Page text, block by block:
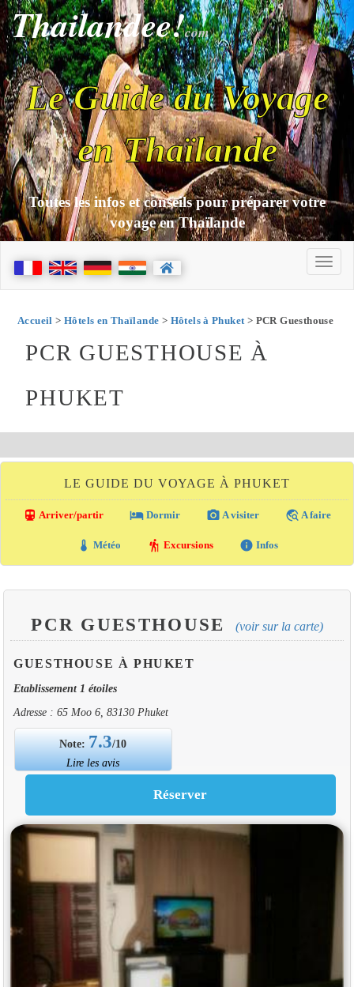
Thailandee!com
Le Guide du Voyage
en Thaïlande
Toutes les infos et conseils pour préparer votre
voyage en Thaïlande
Accueil > Hôtels en Thaïlande > Hôtels à Phuket> PCR Guesthouse
PCR GUESTHOUSE À
PHUKET
LE GUIDE DU VOYAGE À PHUKET
directions_transit Arriver/partir local_hotel Dormir photo_camera A visiter travel_explore A faire
thermostat Météo hiking Excursions info Infos
PCR GUESTHOUSE (voir sur la carte)
GUESTHOUSE À PHUKET
Etablissement 1 étoiles
Adresse : 65 Moo 6, 83130 Phuket
Note: 7.3/10
Lire les avis